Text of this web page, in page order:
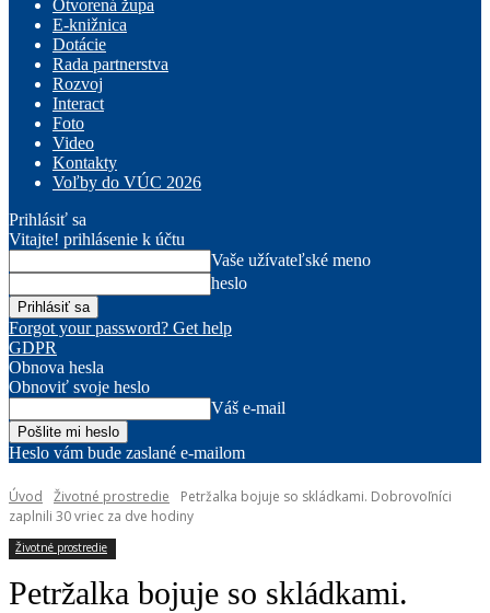
Otvorená župa
E-knižnica
Dotácie
Rada partnerstva
Rozvoj
Interact
Foto
Video
Kontakty
Voľby do VÚC 2026
Prihlásiť sa
Vitajte! prihlásenie k účtu
Vaše užívateľské meno
heslo
Forgot your password? Get help
GDPR
Obnova hesla
Obnoviť svoje heslo
Váš e-mail
Heslo vám bude zaslané e-mailom
Úvod Životné prostredie
Petržalka bojuje so skládkami. Dobrovoľníci
zaplnili 30 vriec za dve hodiny
Životné prostredie
Petržalka bojuje so skládkami.